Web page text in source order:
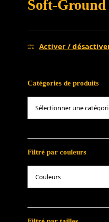
Soft-
Activer /
Catégories de produits
Filtré par couleurs